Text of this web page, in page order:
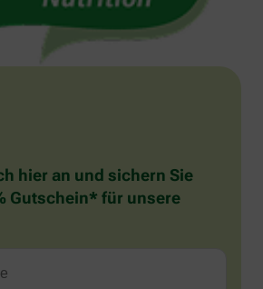
hier an und sichern Sie
Gutschein* für unsere